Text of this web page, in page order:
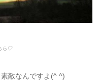
ら♡
敵なんですよ(^ ^)